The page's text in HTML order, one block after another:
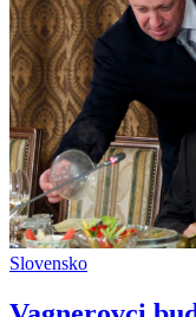
Slovensko